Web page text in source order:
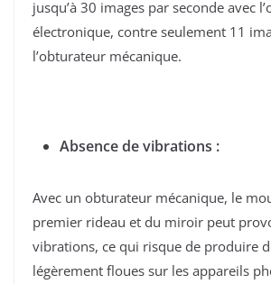
jusqu’à 30 images par seconde avec
électronique, contre seulement 11
l’obturateur mécanique.
Absence de vibrations :
Avec un obturateur mécanique, le
premier rideau et du miroir peut
vibrations, ce qui risque de produire
légèrement floues sur les appareils